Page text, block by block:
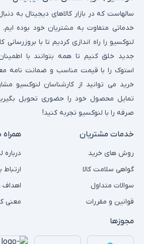
سالهاست که در بازار کالاهای دیجیتال به
خدماتی متفاوت به مشتریان خود بوده ایم.
لنوکسیو را راه اندازی کردیم تا با
جدید خلق کنیم تا همه بتوانند با
استوک را با قیمت مناسب و ضمانت نامه
خرید می توانید از کارشناسان لنوکسیو
تمایل محصول خود را حضوری تحویل
صرفه را با لنوکسیو تجربه کنید!
خدمات مشتریان
روش های خرید
گواهی سلامت کالا
سوالات متداول
قوانین و مقررات
همراه
درباره
ارتباط
اهداف
معنی
مجوزها